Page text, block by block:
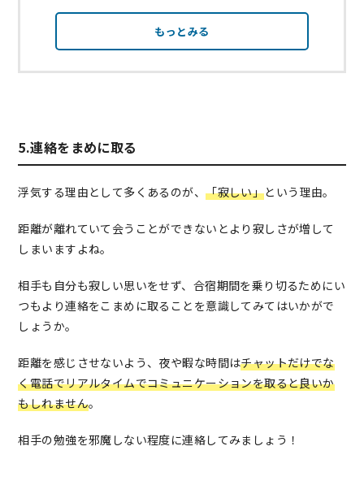
もっとみる
5.連絡をまめに取る
浮気する理由として多くあるのが、「寂しい」という理由。
距離が離れていて会うことができないとより寂しさが増して
しまいますよね。
相手も自分も寂しい思いをせず、合宿期間を乗り切るためにい
つもより連絡をこまめに取ることを意識してみてはいかがで
しょうか。
距離を感じさせないよう、夜や暇な時間はチャットだけでな
く電話でリアルタイムでコミュニケーションを取ると良いか
もしれません。
相手の勉強を邪魔しない程度に連絡してみましょう！